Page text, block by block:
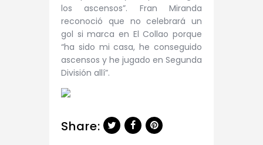
los ascensos”. Fran Miranda
reconoció que no celebrará un
gol si marca en El Collao porque
“ha sido mi casa, he conseguido
ascensos y he jugado en Segunda
División allí”.
Share: